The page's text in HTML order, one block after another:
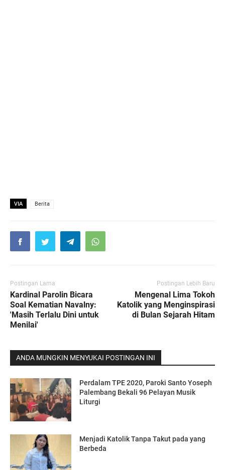
VIA Berita
Postingan Lama
Kardinal Parolin Bicara
Soal Kematian Navalny:
'Masih Terlalu Dini untuk
Menilai'
Postingan Lebih Baru
Mengenal Lima Tokoh
Katolik yang Menginspirasi
di Bulan Sejarah Hitam
ANDA MUNGKIN MENYUKAI POSTINGAN INI
Perdalam TPE 2020, Paroki Santo Yoseph
Palembang Bekali 96 Pelayan Musik
Liturgi
Menjadi Katolik Tanpa Takut pada yang
Berbeda